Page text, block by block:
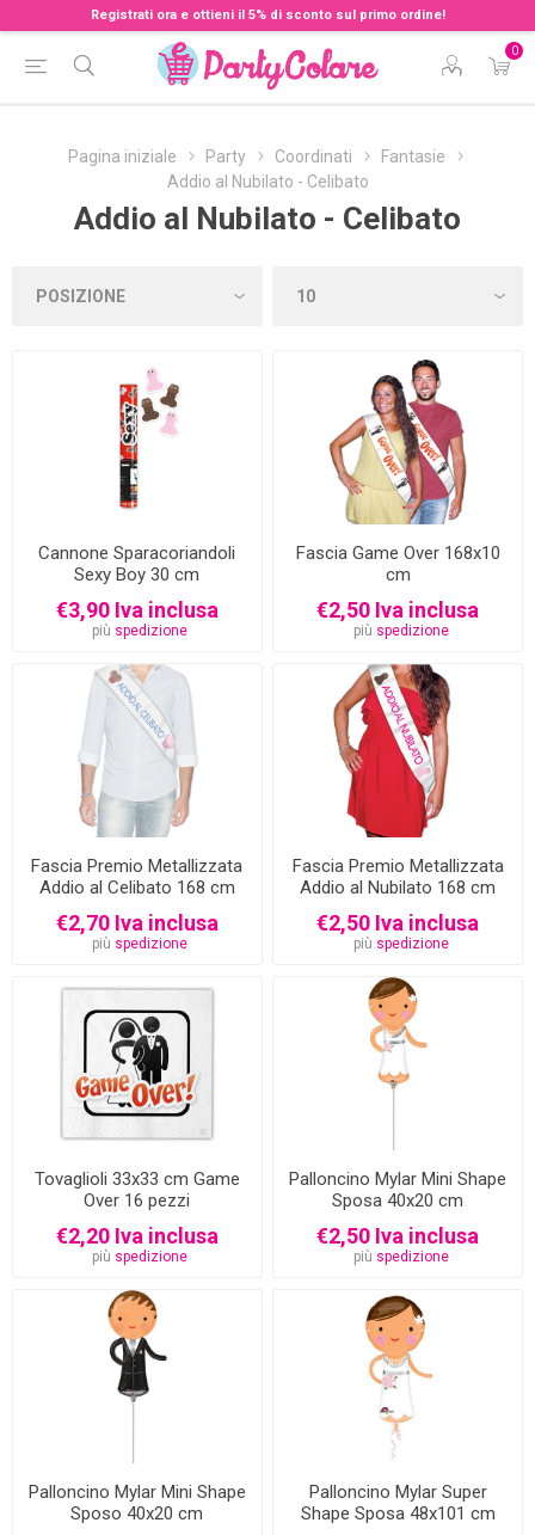
Registrati ora e ottieni il 5% di sconto sul primo ordine!
0
Pagina iniziale Party Coordinati
Fantasie
Addio al Nubilato - Celibato
Addio al Nubilato - Celibato
Cannone Sparacoriandoli
Sexy Boy 30 cm
€3,90 Iva inclusa
più spedizione
Fascia Game Over 168x10
cm
€2,50 Iva inclusa
più spedizione
Fascia Premio Metallizzata
Addio al Celibato 168 cm
€2,70 Iva inclusa
più spedizione
Fascia Premio Metallizzata
Addio al Nubilato 168 cm
€2,50 Iva inclusa
più spedizione
Tovaglioli 33x33 cm Game
Over 16 pezzi
€2,20 Iva inclusa
più spedizione
Palloncino Mylar Mini Shape
Sposa 40x20 cm
€2,50 Iva inclusa
più spedizione
Palloncino Mylar Mini Shape
Sposo 40x20 cm
Palloncino Mylar Super
Shape Sposa 48x101 cm